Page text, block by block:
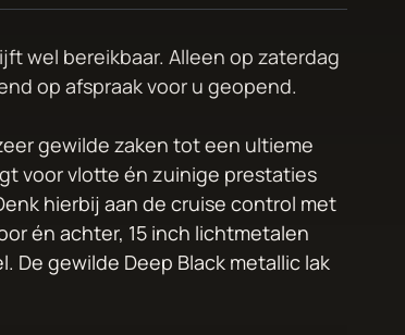
wel bereikbaar. Alleen op zaterdag
op afspraak voor u geopend.
gewilde zaken tot een ultieme
voor vlotte én zuinige prestaties
hierbij aan de cruise control met
én achter, 15 inch lichtmetalen
De gewilde Deep Black metallic lak